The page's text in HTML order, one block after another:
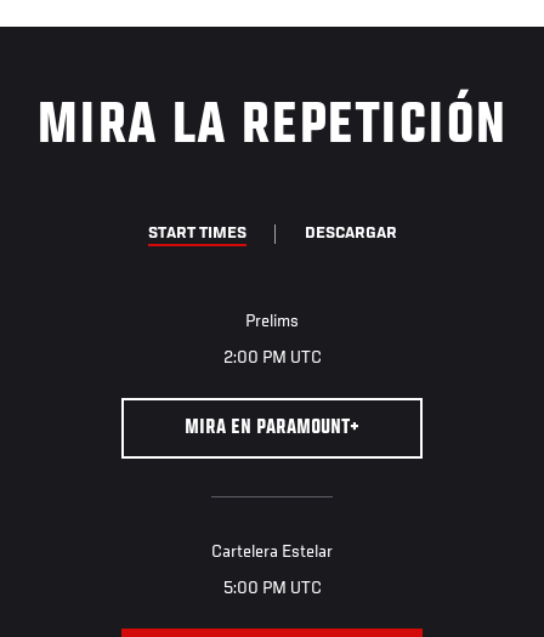
MIRA LA REPETICIÓN
START TIMES DESCARGAR
Prelims
2:00 PM UTC
MIRA EN PARAMOUNT+
Cartelera Estelar
5:00 PM UTC